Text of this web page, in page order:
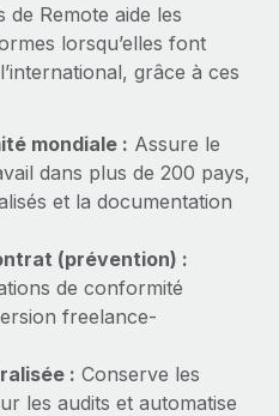
informatiques
et en toute
international
de vos
sociaux
de Remote :
et Gestion des
d'aider les entreprises de
et payer...
de Remote aide les
lorsqu’elles font
grâce à ces
mondiale : Assure le
dans plus de 200 pays,
et la documentation
(prévention) :
de conformité
freelance-
: Conserve les
les audits et automatise